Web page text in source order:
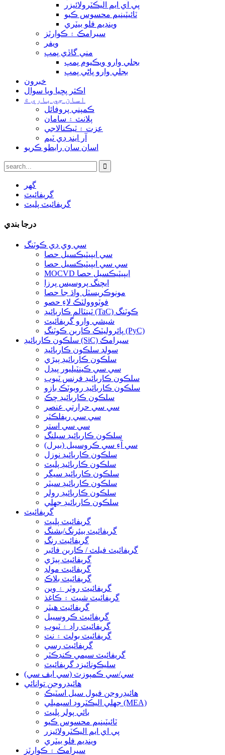
پي اي ايم اليڪٽرولائيزر
ٽائيٽينيم محسوس ڪيو
وينڊيم فلو بيٽري
سيرامڪ ۽ ڪوارٽز
ويفر
مني گاڏي پمپ
بجلي وارو ويڪيوم پمپ
بجلي وارو پاڻي پمپ
خبرون
اڪثر پڇيا ويا سوال
اسان جي باري ۾
ڪمپني پروفائل
پلانٽ ۽ سامان
عزت ۽ ٽيڪنالاجي
آر اينڊ ڊي ٽيم
اسان سان رابطو ڪريو
گھر
گريفائيٽ
گريفائيٽ پليٽ
درجا بندي
سي وي ڊي ڪوٽنگ
سي ايپيٽيڪسيل حصا
سي سي ايپيٽيڪسيل حصا
MOCVD ايپيٽيڪسيل حصا
ايچنگ پروسيس پرزا
مونوڪريسٽل واڌ جا حصا
فوٽووولٽڪ لاءِ حصو
ٽينٽالم ڪاربائيڊ (TaC) ڪوٽنگ
شيشي وارو گريفائيٽ
پائروليٽڪ ڪاربن ڪوٽنگ (PyC)
سلڪون ڪاربائيڊ (SiC) سيرامڪ
سولڊ سلڪون ڪاربائيڊ
سلڪون ڪاربائيڊ ٻيڙي
سي سي ڪينٽيليور پيڊل
سلڪون ڪاربائيڊ فرنس ٽيوب
سلڪون ڪاربائيڊ روبوٽڪ بازو
سلڪون ڪاربائيڊ چڪ
سي سي حرارتي عنصر
سي سي ريفلڪٽر
سي سي استر
سلڪون ڪاربائيڊ سيلنگ
سي آءِ سي ڪروسيبل (بيرل)
سلڪون ڪاربائيڊ نوزل
سلڪون ڪاربائيڊ پليٽ
سلڪون ڪاربائيڊ سيگر
سلڪون ڪاربائيڊ سيٽر
سلڪون ڪاربائيڊ رولر
سلڪون ڪاربائيڊ جھلي
گريفائيٽ
گريفائيٽ پليٽ
گريفائيٽ بيئرنگ/بشنگ
گريفائيٽ رنگ
گريفائيٽ فيلٽ / ڪاربن فائبر
گريفائيٽ ٻيڙي
گريفائيٽ مولڊ
گريفائيٽ بلاڪ
گريفائيٽ روٽر ۽ وين
گريفائيٽ شيٽ ۽ ڪاغذ
گريفائيٽ هيٽر
گريفائيٽ ڪروسيبل
گريفائيٽ راڊ ۽ ٽيوب
گريفائيٽ بولٽ ۽ نٽ
گريفائيٽ رسي
گريفائيٽ سيمي ڪنڊڪٽر
سليڪونائيزڊ گريفائيٽ
سي/سي ڪمپوزٽ (سي ايف سي)
هائيڊروجن توانائي
هائيڊروجن فيول سيل اسٽيڪ
جھلي اليڪٽروڊ اسيمبلي (MEA)
بائي پولر پليٽ
ٽائيٽينيم محسوس ڪيو
پي اي ايم اليڪٽرولائيزر
وينڊيم فلو بيٽري
سيرامڪ ۽ ڪوارٽز